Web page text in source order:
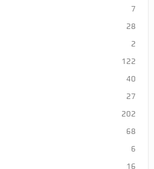
7
28
2
122
40
27
202
68
6
16